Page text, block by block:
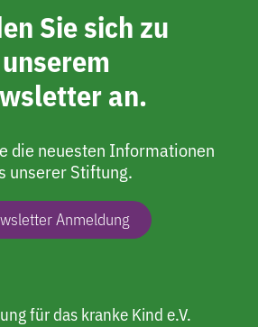
Sie sich zu
unserem
an.
die neuesten Informationen
unserer Stiftung.
Anmeldung
für das kranke Kind e.V.